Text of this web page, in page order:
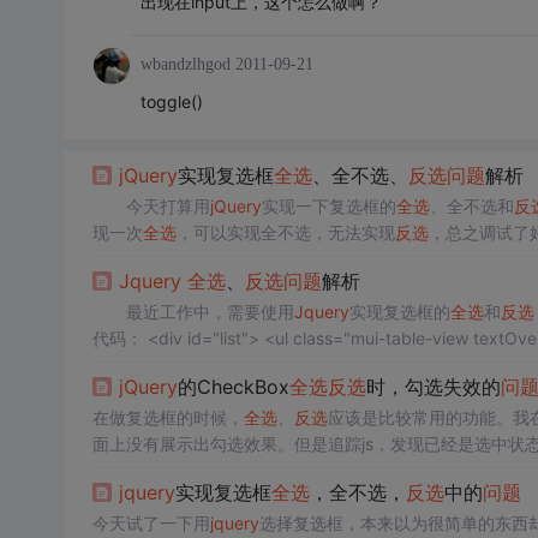
wbandzlhgod 2011-09-21
toggle()
jQuery实现复选框全选、全不选、 反选问题解析
今天打算用jQuery实现一下复选框的全选、全不选和反
现一次全选，可以实现全不选，无法实现反选，总之调试了
Jquery 全选、 反选问题解析
最近工作中，需要使用Jquery实现复选框的全选和反选
jQuery的CheckBox全选反选时，勾选失效的问题
在做复选框的时候， 全选、 反选应该是比较常用的功能。我
面上没有展示出勾选效果。但是追踪js，发现已经是选
jquery实现复选框全选，全不选， 反选中的问题
今天试了一下用jquery选择复选框，本来以为很简单的东